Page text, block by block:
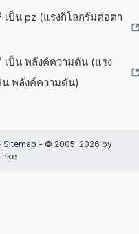
เป็น pz (แรงกิโลกรัมต่อตา
เป็น พลังค์ความดัน (แรง
น พลังค์ความดัน)
Sitemap - © 2005-2026 by